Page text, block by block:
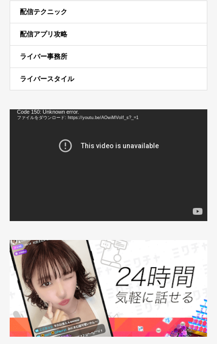
配信テクニック
配信アプリ攻略
ライバー事務所
ライバースタイル
Code 150: Unknown error.
ファイルをダウンロード: https://youtu.be/AOwiMVoIf_s?_=1